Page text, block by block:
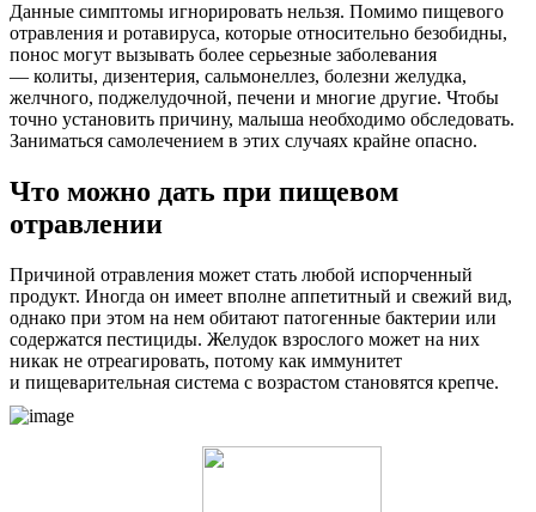
Данные симптомы игнорировать нельзя. Помимо пищевого
отравления и ротавируса, которые относительно безобидны,
понос могут вызывать более серьезные заболевания
— колиты, дизентерия, сальмонеллез, болезни желудка,
желчного, поджелудочной, печени и многие другие. Чтобы
точно установить причину, малыша необходимо обследовать.
Заниматься самолечением в этих случаях крайне опасно.
Что можно дать при пищевом
отравлении
Причиной отравления может стать любой испорченный
продукт. Иногда он имеет вполне аппетитный и свежий вид,
однако при этом на нем обитают патогенные бактерии или
содержатся пестициды. Желудок взрослого может на них
никак не отреагировать, потому как иммунитет
и пищеварительная система с возрастом становятся крепче.